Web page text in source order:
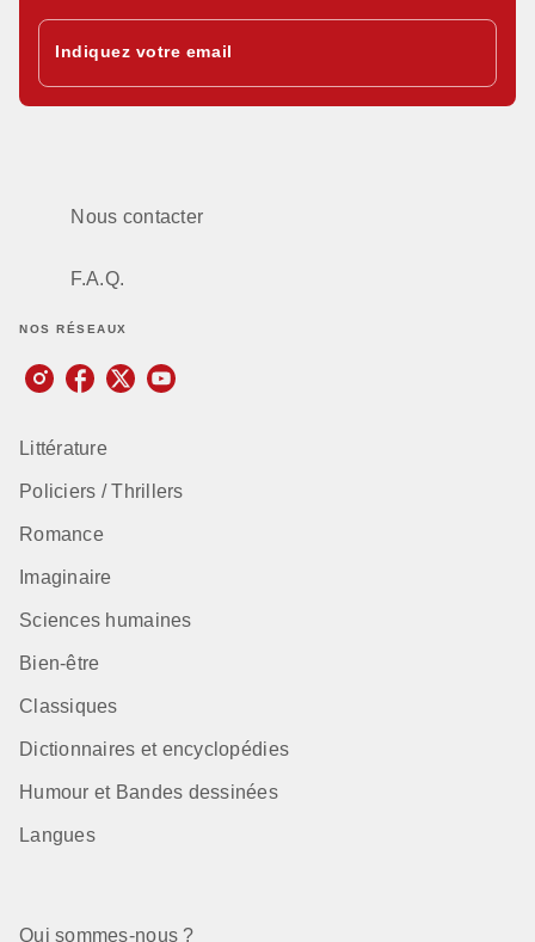
Indiquez votre email
Nous contacter
F.A.Q.
NOS RÉSEAUX
Littérature
Policiers / Thrillers
Romance
Imaginaire
Sciences humaines
Bien-être
Classiques
Dictionnaires et encyclopédies
Humour et Bandes dessinées
Langues
Qui sommes-nous ?